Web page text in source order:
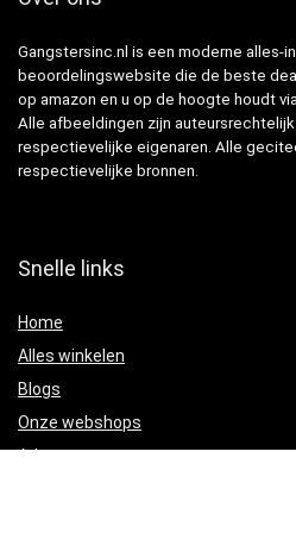
Gangstersinc.nl is een moderne alles-
beoordelingswebsite die de beste
op amazon en u op de hoogte houdt
Alle afbeeldingen zijn
respectievelijke eigenaren. Alle
respectievelijke bronnen.
Snelle links
Home
Alles winkelen
Blogs
Onze webshops
Adverteren